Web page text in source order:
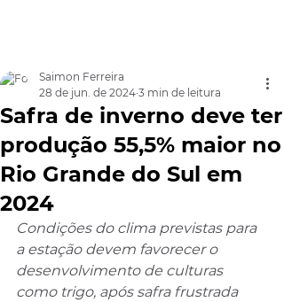
Safra de inverno deve ter
produção 55,5% maior no
Rio Grande do Sul em
2024
Saimon Ferreira
28 de jun. de 2024 3 min de leitura
Condições do clima previstas para
a estação devem favorecer o
desenvolvimento de culturas
como trigo, após safra frustrada